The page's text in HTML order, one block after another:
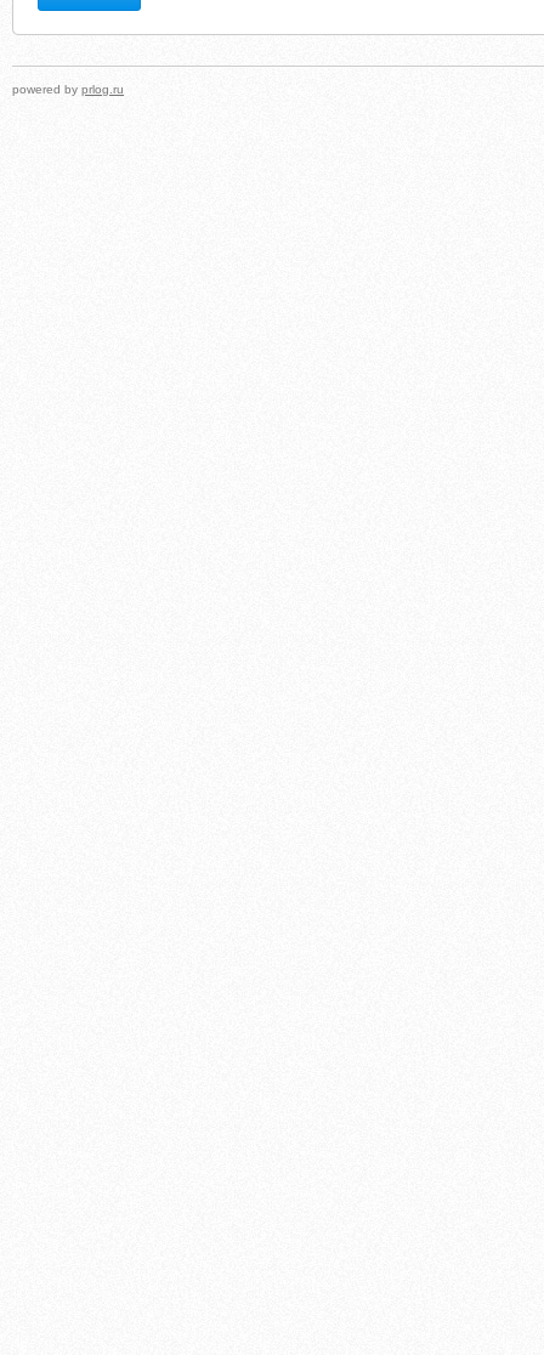
powered by prlog.ru